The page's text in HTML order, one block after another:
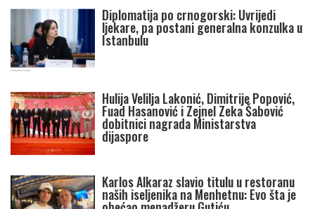
Diplomatija po crnogorski: Uvrijedi
ljekare, pa postani generalna konzulka u
Istanbulu
Hulija Velilja Lakonić, Dimitrije Popović,
Fuad Hasanović i Zejnel Zeka Šabović
dobitnici nagrada Ministarstva
dijaspore
Karlos Alkaraz slavio titulu u restoranu
naših iseljenika na Menhetnu: Evo šta je